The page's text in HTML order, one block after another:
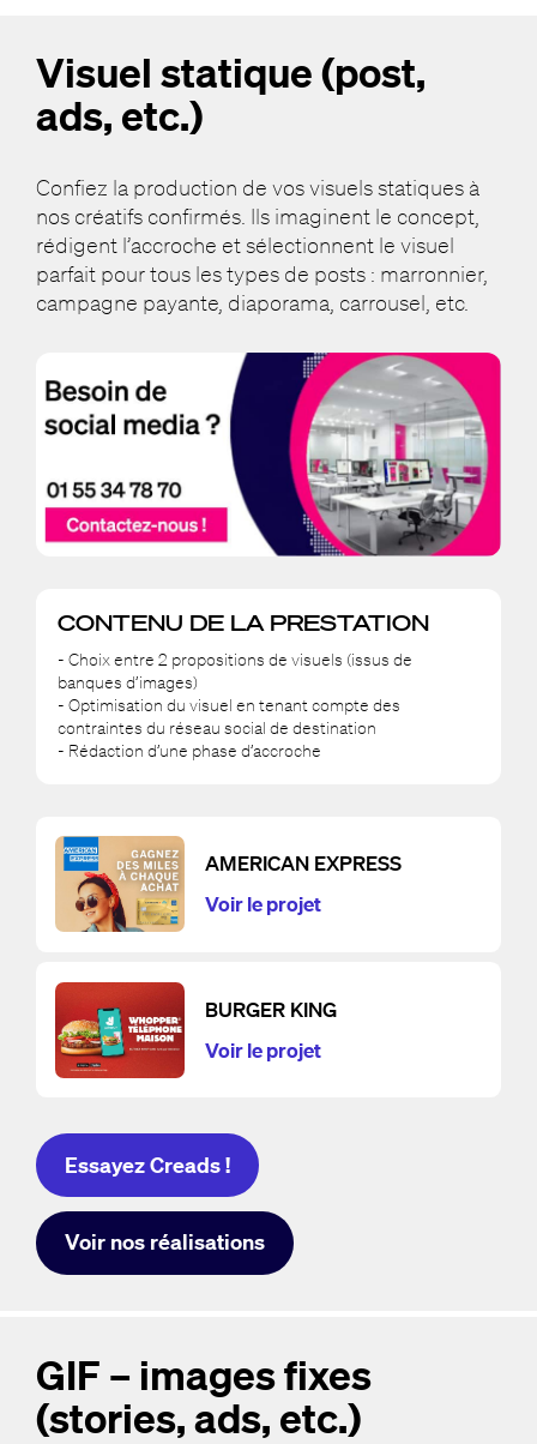
Visuel statique (post,
ads, etc.)
Confiez la production de vos visuels statiques à
nos créatifs confirmés. Ils imaginent le concept,
rédigent l’accroche et sélectionnent le visuel
parfait pour tous les types de posts : marronnier,
campagne payante, diaporama, carrousel, etc.
CONTENU DE LA PRESTATION
- Choix entre 2 propositions de visuels (issus de
banques d’images)
- Optimisation du visuel en tenant compte des
contraintes du réseau social de destination
- Rédaction d’une phase d’accroche
AMERICAN EXPRESS
Voir le projet
BURGER KING
Voir le projet
Essayez Creads !
Voir nos réalisations
GIF – images fixes
(stories, ads, etc.)